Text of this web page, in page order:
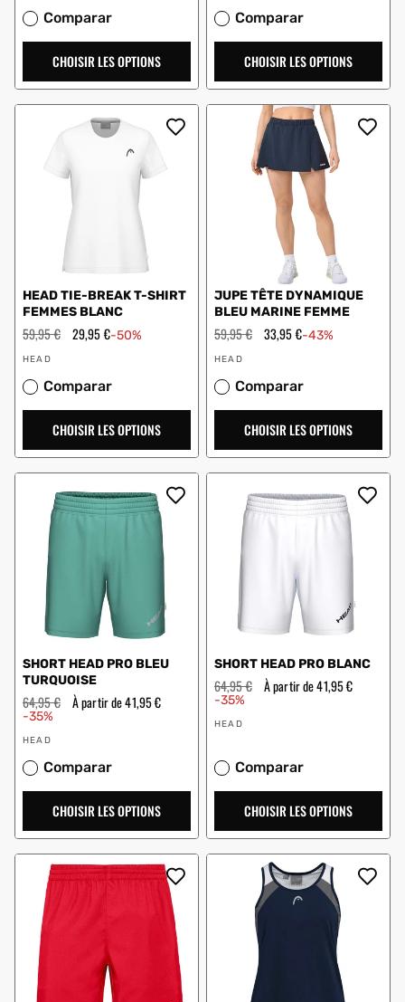
Comparar
CHOISIR LES OPTIONS
Comparar
CHOISIR LES OPTIONS
HEAD TIE-BREAK T-SHIRT
FEMMES BLANC
Prix
régulier
59,95 € Prix
29,95 €-50%
Vendeur
HEAD
Comparar
CHOISIR LES OPTIONS
JUPE TÊTE DYNAMIQUE
BLEU MARINE FEMME
Prix
régulier
59,95 € Prix
33,95 €-43%
Vendeur
HEAD
Comparar
CHOISIR LES OPTIONS
SHORT HEAD PRO BLEU
TURQUOISE
Prix
régulier
64,95 € Prix
en
À partir de 41,95 €
-35%
Vendeur
HEAD
Comparar
CHOISIR LES OPTIONS
SHORT HEAD PRO BLANC
Prix
régulier
64,95 € Prix
en
À partir de 41,95 €
-35%
Vendeur
HEAD
Comparar
CHOISIR LES OPTIONS